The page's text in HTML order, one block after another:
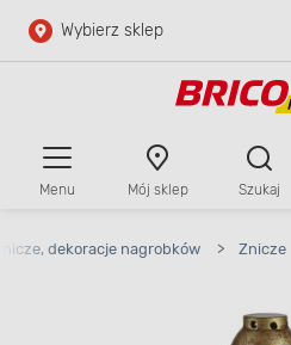
Przejdź do głównej zawartości
Wybierz sklep
Menu Mój sklep Szukaj
dekoracje nagrobków > Znicze